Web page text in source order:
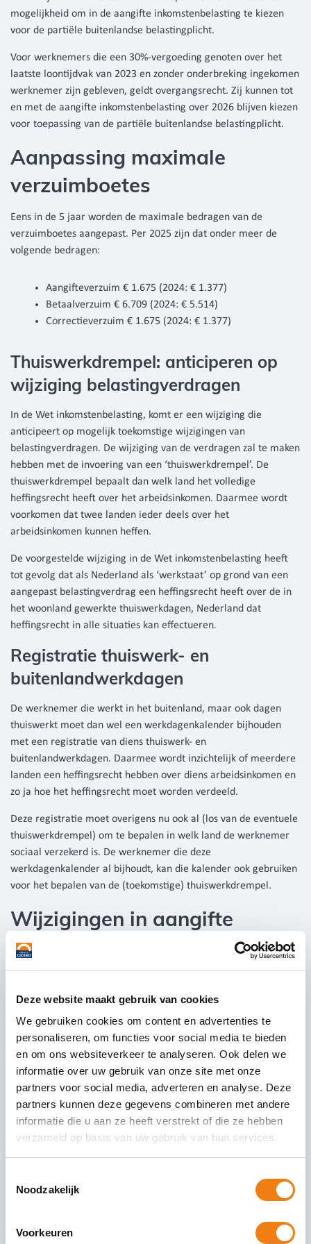
Deze website maakt gebruik van cookies
We gebruiken cookies om content en advertenties te
personaliseren, om functies voor social media te bieden
en om ons websiteverkeer te analyseren. Ook delen we
informatie over uw gebruik van onze site met onze
partners voor social media, adverteren en analyse. Deze
partners kunnen deze gegevens combineren met andere
informatie die u aan ze heeft verstrekt of die ze hebben
verzameld op basis van uw gebruik van hun services.
Noodzakelijk
Voorkeuren
mogelijkheid om in de aangifte inkomstenbelasting te kiezen
voor de partiële buitenlandse belastingplicht.
Voor werknemers die een 30%-vergoeding genoten over het
laatste loontijdvak van 2023 en zonder onderbreking ingekomen
werknemer zijn gebleven, geldt overgangsrecht. Zij kunnen tot
en met de aangifte inkomstenbelasting over 2026 blijven kiezen
voor toepassing van de partiële buitenlandse belastingplicht.
Aanpassing maximale
verzuimboetes
Eens in de 5 jaar worden de maximale bedragen van de
verzuimboetes aangepast. Per 2025 zijn dat onder meer de
volgende bedragen:
Aangifteverzuim € 1.675 (2024: € 1.377)
Betaalverzuim € 6.709 (2024: € 5.514)
Correctieverzuim € 1.675 (2024: € 1.377)
Thuiswerkdrempel: anticiperen op
wijziging belastingverdragen
In de Wet inkomstenbelasting, komt er een wijziging die
anticipeert op mogelijk toekomstige wijzigingen van
belastingverdragen. De wijziging van de verdragen zal te maken
hebben met de invoering van een ‘thuiswerkdrempel’. De
thuiswerkdrempel bepaalt dan welk land het volledige
heffingsrecht heeft over het arbeidsinkomen. Daarmee wordt
voorkomen dat twee landen ieder deels over het
arbeidsinkomen kunnen heffen.
De voorgestelde wijziging in de Wet inkomstenbelasting heeft
tot gevolg dat als Nederland als ‘werkstaat’ op grond van een
aangepast belastingverdrag een heffingsrecht heeft over de in
het woonland gewerkte thuiswerkdagen, Nederland dat
heffingsrecht in alle situaties kan effectueren.
Registratie thuiswerk- en
buitenlandwerkdagen
De werknemer die werkt in het buitenland, maar ook dagen
thuiswerkt moet dan wel een werkdagenkalender bijhouden
met een registratie van diens thuiswerk- en
buitenlandwerkdagen. Daarmee wordt inzichtelijk of meerdere
landen een heffingsrecht hebben over diens arbeidsinkomen en
zo ja hoe het heffingsrecht moet worden verdeeld.
Deze registratie moet overigens nu ook al (los van de eventuele
thuiswerkdrempel) om te bepalen in welk land de werknemer
sociaal verzekerd is. De werknemer die deze
werkdagenkalender al bijhoudt, kan die kalender ook gebruiken
voor het bepalen van de (toekomstige) thuiswerkdrempel.
Wijzigingen in aangifte
loonheffingen
negatieve verrekende arbeidskorting op cumulatief niveau in de
In de gegevensspecificaties geldt vanaf 2025 de voorwaarde dat
per inkomstenverhouding (IKV) in het kalenderjaar het
cumulatieve bedrag aan ingehouden loonbelasting/premie
volksverzekeringen of aan verrekende arbeidskorting in de
aangiften loonheffingennietnegatief mag zijn.
Cumulatief bedrag
ingehouden loonbelasting/premie volksverzekeringen of aan
verrekende arbeidskorting in de IKV vanaf 1 januari van het
cumulatieve bedrag negatief zijn.